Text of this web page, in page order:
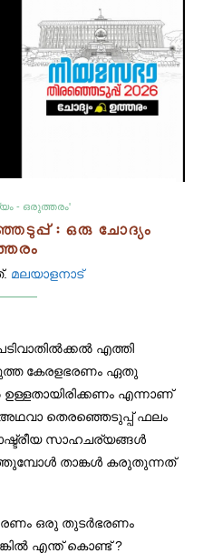
- ഒരുത്തരം'
: ഒരു ചോദ്യം
മലയാളനാട്
എത്തി
കേരളഭരണം ഏതു
എന്നാണ്
തെരഞ്ഞെടുപ്പ് ഫലം
സാഹചര്യങ്ങൾ
താങ്കൾ കരുതുന്നത്
ഒരു തുടർഭരണം
എന്ത് കൊണ്ട് ?